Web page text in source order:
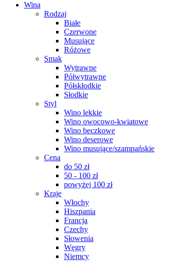
Wina
Rodzaj
Białe
Czerwone
Musujące
Różowe
Smak
Wytrawne
Półwytrawne
Półskłodkie
Słodkie
Styl
Wino lekkie
Wino owocowo-kwiatowe
Wino beczkowe
Wino deserowe
Wino musujące/szampańskie
Cena
do 50 zł
50 - 100 zł
powyżej 100 zł
Kraje
Włochy
Hiszpania
Francja
Czechy
Słowenia
Węgry
Niemcy